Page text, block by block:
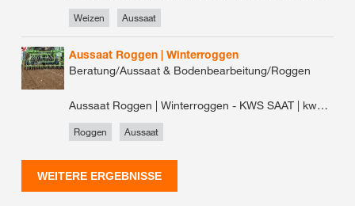
Weizen Aussaat
Aussaat Roggen | Winterroggen
Beratung/Aussaat & Bodenbearbeitung/Roggen
Aussaat Roggen | Winterroggen - KWS SAAT | kws.de Aussaat Roggen Saatgutbedarf und
Roggen Aussaat
WEITERE ERGEBNISSE